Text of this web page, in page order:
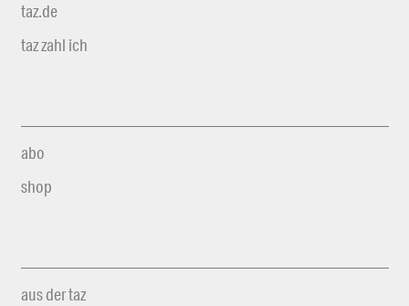
taz.de
taz zahl ich
abo
shop
aus der taz